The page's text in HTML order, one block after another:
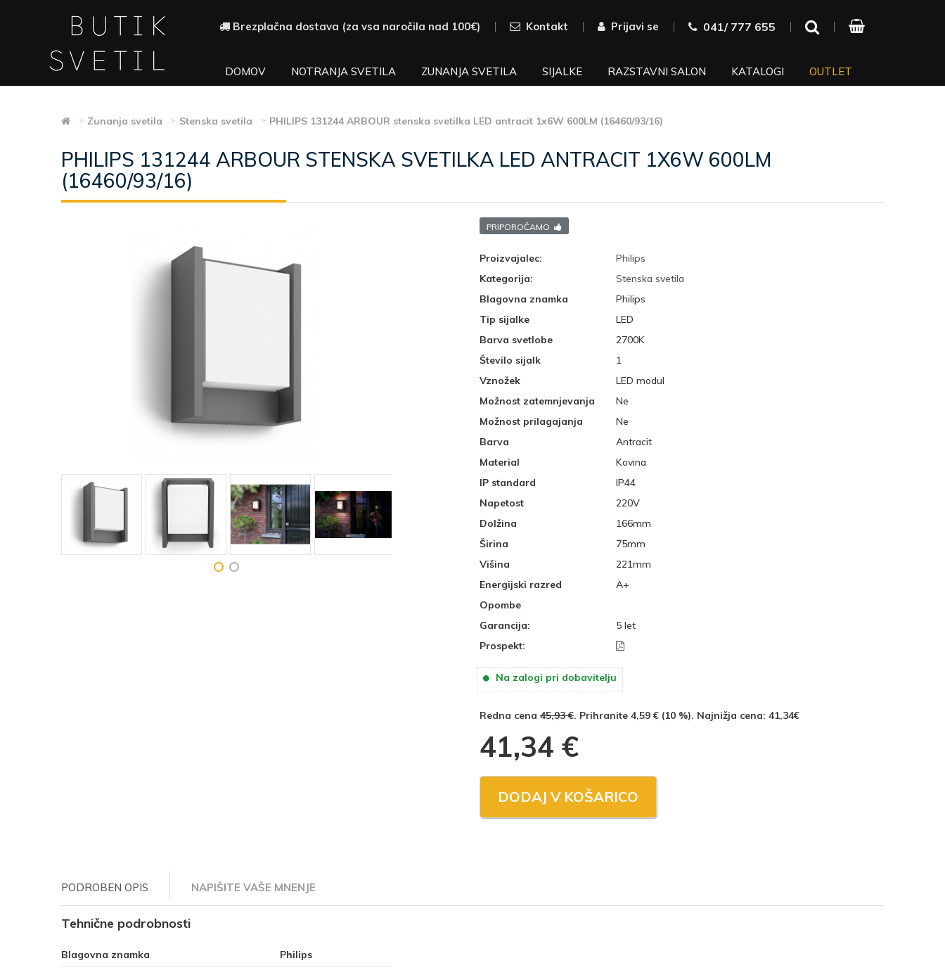
Brezplačna dostava (za vsa naročila nad 100€) Kontakt Prijavi se 041/ 777 655
DOMOV NOTRANJA SVETILA ZUNANJA SVETILA SIJALKE RAZSTAVNI SALON KATALOGI OUTLET
Zunanja svetila Stenska svetila PHILIPS 131244 ARBOUR stenska svetilka LED antracit 1x6W 600LM (16460/93/16)
PHILIPS 131244 ARBOUR STENSKA SVETILKA LED ANTRACIT 1X6W 600LM
(16460/93/16)
PRIPOROČAMO
Proizvajalec:
Philips
Kategorija:
Stenska svetila
Blagovna znamka
Philips
Tip sijalke
LED
Barva svetlobe
2700K
Število sijalk
1
Vznožek
LED modul
Možnost zatemnjevanja
Ne
Možnost prilagajanja
Ne
Barva
Antracit
Material
Kovina
IP standard
IP44
Napetost
220V
Dolžina
166mm
Širina
75mm
Višina
221mm
Energijski razred
A+
Opombe
Garancija:
5 let
Prospekt:
Na zalogi pri dobavitelju
Redna cena 45,93 €. Prihranite 4,59 € (10 %). Najnižja cena: 41,34€
41,34 €
DODAJ V KOŠARICO
PODROBEN OPIS NAPIŠITE VAŠE MNENJE
Tehnične podrobnosti
Blagovna znamka
Philips